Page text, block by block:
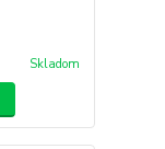
Skladom